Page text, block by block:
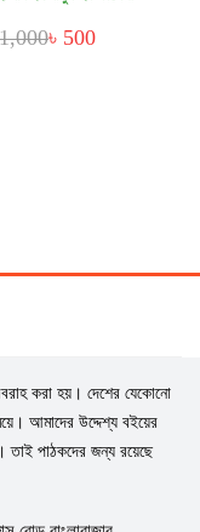
৳ 500
করা হয়। দেশের যেকোনো
আমাদের উদ্দেশ্য বইয়ের
তাই পাঠকদের জন্য রয়েছে